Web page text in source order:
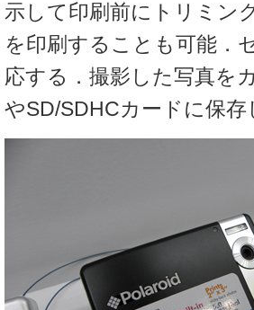
示して印刷前にトリミン
を印刷することも可能．
応する．撮影した写真を
やSD/SDHCカードに保